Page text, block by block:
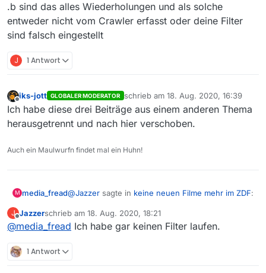
.b sind das alles Wiederholungen und als solche
entweder nicht vom Crawler erfasst oder deine Filter
sind falsch eingestellt
J 1 Antwort
Offline
iks-jott GLOBALER MODERATOR schrieb am 18. Aug. 2020, 16:39
zuletzt editiert von
Ich habe diese drei Beiträge aus einem anderen Thema
herausgetrennt und nach hier verschoben.
Auch ein Maulwurfn findet mal ein Huhn!
M media_fread@Jazzer sagte in keine neuen Filme mehr im ZDF:
wiederholt
J
Offline
Jazzerschrieb am 18. Aug. 2020, 18:21
zuletzt editiert von
@media_fread Ich habe gar keinen Filter laufen.
1 Antwort